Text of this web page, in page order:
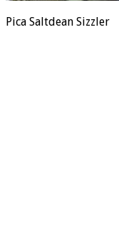
Pica Saltdean Sizzler